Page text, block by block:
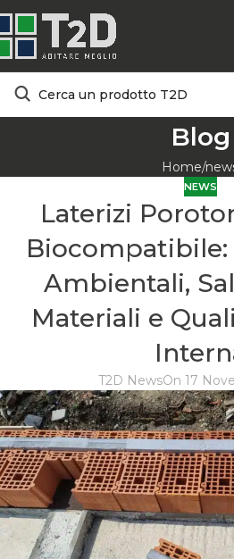
Blog
Home
NEWS
Laterizi
Biocompatibile:
Ambientali,
Materiali e
T2D NewsOn 17